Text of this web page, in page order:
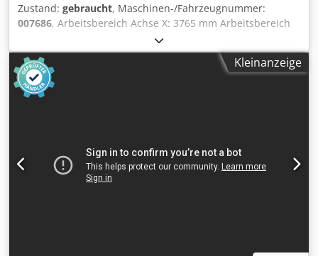
Zustand: gebraucht, Maschinen-/Fahrzeugnummer:
007686, Arbeitsbereich Achse X: 3765 mm Arbeitsbereich
Achse Y: 1560 mm Dcedpfxju Tliys Anljk Arbeitsebene:
Nestingtisch Leistung Haupt-Spindel: 13.2 KW Anz.
kontrollierte Achsen: 3 Achsen Anzahl Bohrspindeln: 18
Anzahl Werkzeugplätze: 12
Kleinanzeige